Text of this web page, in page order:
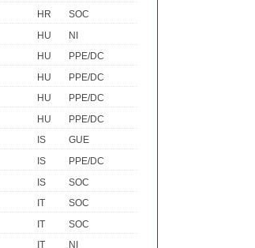
HR
SOC
HU
NI
HU
PPE/DC
HU
PPE/DC
HU
PPE/DC
HU
PPE/DC
IS
GUE
IS
PPE/DC
IS
SOC
IT
SOC
IT
SOC
IT
NI